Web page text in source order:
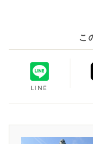
こ
LINE